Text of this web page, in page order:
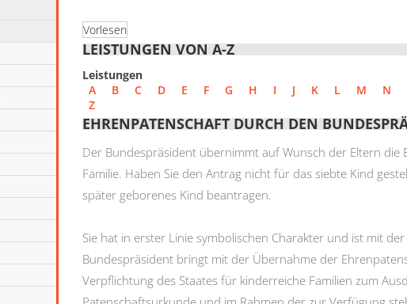
Vorlesen
LEISTUNGEN VON A-Z
Leistungen
A
B C D E F G H I J K L M N
Z
EHRENPATENSCHAFT DURCH DEN
Der Bundespräsident übernimmt auf Wunsch der Eltern die
Familie. Haben Sie den Antrag nicht für das siebte Kind
später geborenes Kind beantragen.
Sie hat in erster Linie symbolischen Charakter und ist mit
Bundespräsident bringt mit der Übernahme der
Verpflichtung des Staates für kinderreiche Familien zum